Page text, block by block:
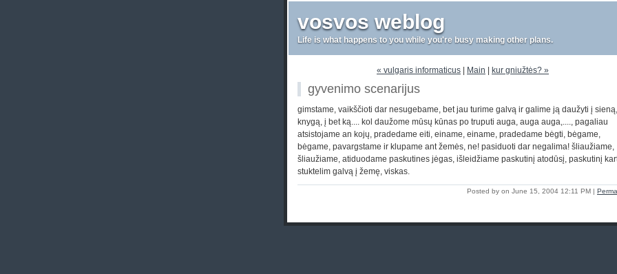
vosvos weblog
Life is what happens to you while you're busy making other plans.
« vulgaris informaticus Main kur gniužtės? »
gyvenimo scenarijus
gimstame, vaikščioti dar nesugebame, bet jau turime galvą ir galime ją daužyti į
knygą, į bet ką.... kol daužome mūsų kūnas po truputi auga, auga auga,...., pagaliau
atsistojame an kojų, pradedame eiti, einame, einame, pradedame bėgti, bėgame,
bėgame, pavargstame ir klupame ant žemės, ne! pasiduoti dar negalima! šliaužiame,
šliaužiame, atiduodame paskutines jėgas, išleidžiame paskutinį atodūsį, paskutinį
stuktelim galvą į žemę, viskas.
Posted by on June 15, 2004 12:11 PM |